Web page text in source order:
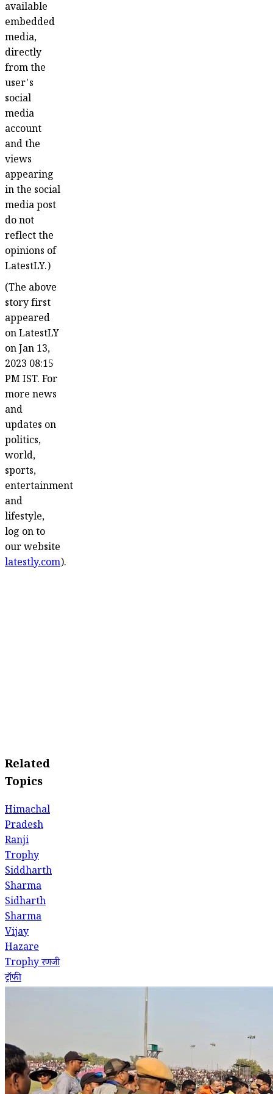
available
embedded
media,
directly
from the
user's
social
media
account
and the
views
appearing
in the social
media post
do not
reflect the
opinions of
LatestLY.)
(The above
story first
appeared
on LatestLY
on Jan 13,
2023 08:15
PM IST. For
more news
and
updates on
politics,
world,
sports,
entertainment
and
lifestyle,
log on to
our website
latestly.com).
Related
Topics
Himachal
Pradesh
Ranji
Trophy
Siddharth
Sharma
Sidharth
Sharma
Vijay
Hazare
Trophyरणजी
ट्रॉफी